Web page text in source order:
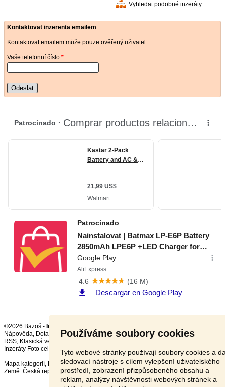
Používáme soubory cookies
Tyto webové stránky používají soubory cookies a
sledovací nástroje s cílem vylepšení uživatelského
prostředí, zobrazení přizpůsobeného obsahu a
reklam, analýzy návštěvnosti webových stránek a
Vyhledat podobné inzeráty
Kontaktovat inzerenta emailem
Kontaktovat emailem může pouze ověřený uživatel.
Vaše telefonní číslo *
Odeslat
©2026 Bazoš - Inzerce, Bazar Baterie
Nápověda, Dotazy Hodnocení,Kontakt, Reklama,Podmínky,Ochrana údajů
RSS,
Inzeráty Foto celkem:11982 , za 24 hodin: 374
Mapa kategorií, Nejvyhledávanější výrazy
Země: Česká republika,Slovensko,Polsko,Rakousko